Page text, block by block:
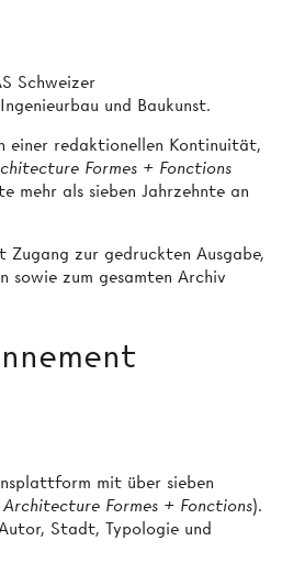
Schweizer
und Baukunst.
einer redaktionellen Kontinuität,
Formes + Fonctions
mehr als sieben Jahrzehnte an
Zugang zur gedruckten Ausgabe,
sowie zum gesamten Archiv
mit über sieben
Architecture Formes + Fonctions).
Stadt, Typologie und